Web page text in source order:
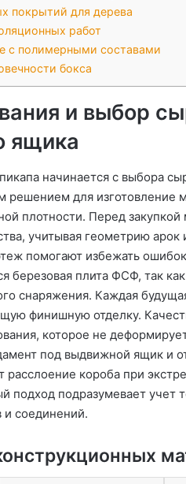
покрытий для дерева
работ
с полимерными составами
бокса
и выбор
ящика
начинается с выбора
решением для изготовление
плотности. Перед
учитывая геометрию
помогают избежать
березовая плита ФСФ, так
снаряжения. Каждая
финишную отделку.
которое не
под выдвижной ящик и
короба при
подход подразумевает
и соединений.